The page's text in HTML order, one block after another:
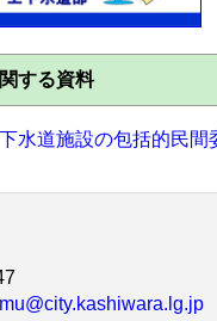
する資料
水道施設の包括的民間